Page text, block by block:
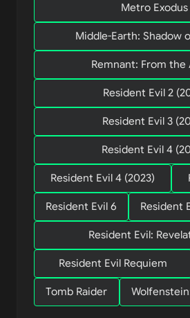
Metro Exodus
Middle-Earth: Shadow
Remnant: From the
Resident Evil 2
Resident Evil 3
Resident Evil 4
Resident Evil 4 (2023)
Resident Evil 6 Resident
Resident Evil:
Resident Evil Requiem
Tomb Raider